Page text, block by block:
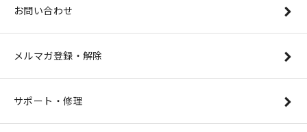
お問い合わせ
メルマガ登録・解除
サポート・修理